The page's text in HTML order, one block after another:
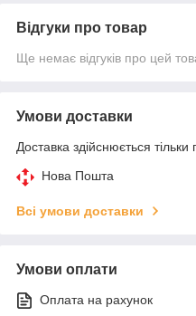
Відгуки про товар
Ще немає відгуків про цей
Умови доставки
Доставка здійснюється тільки
Нова Пошта
Всі умови доставки
Умови оплати
Оплата на рахунок